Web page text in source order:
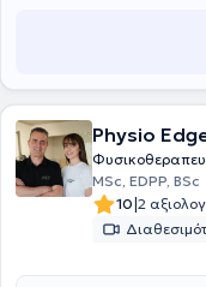
Physio
MSc, EDPP, BSc
10|2